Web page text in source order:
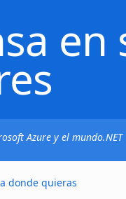
Azure y el mundo.NET
donde quieras